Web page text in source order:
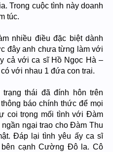
Trong cuộc tình này doanh
túc.
nhiều điều đặc biệt dành
đây anh chưa từng làm với
cả với ca sĩ Hồ Ngọc Hà –
với nhau 1 đứa con trai.
thái đã đính hôn trên
báo chính thức để mọi
coi trọng mối tình với Đàm
ngại trao cho Đàm Thu
Đáp lại tình yêu ấy ca sĩ
cạnh Cường Đô la. Cô